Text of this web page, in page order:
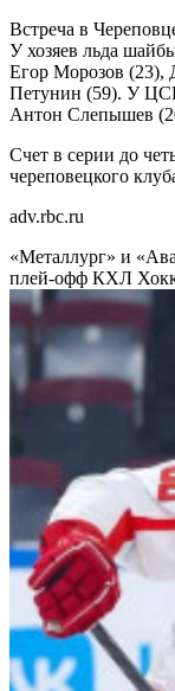
Встреча в
У хозяев льда
Егор Морозов (23),
Петунин (59). У
Антон Слепышев
Счет в серии до
череповецкого
adv.rbc.ru
«Металлург» и
плей-офф КХЛ